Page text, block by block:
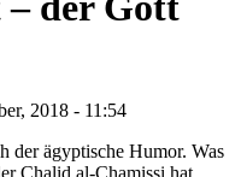
2018 - 11:54
der ägyptische Humor. Was